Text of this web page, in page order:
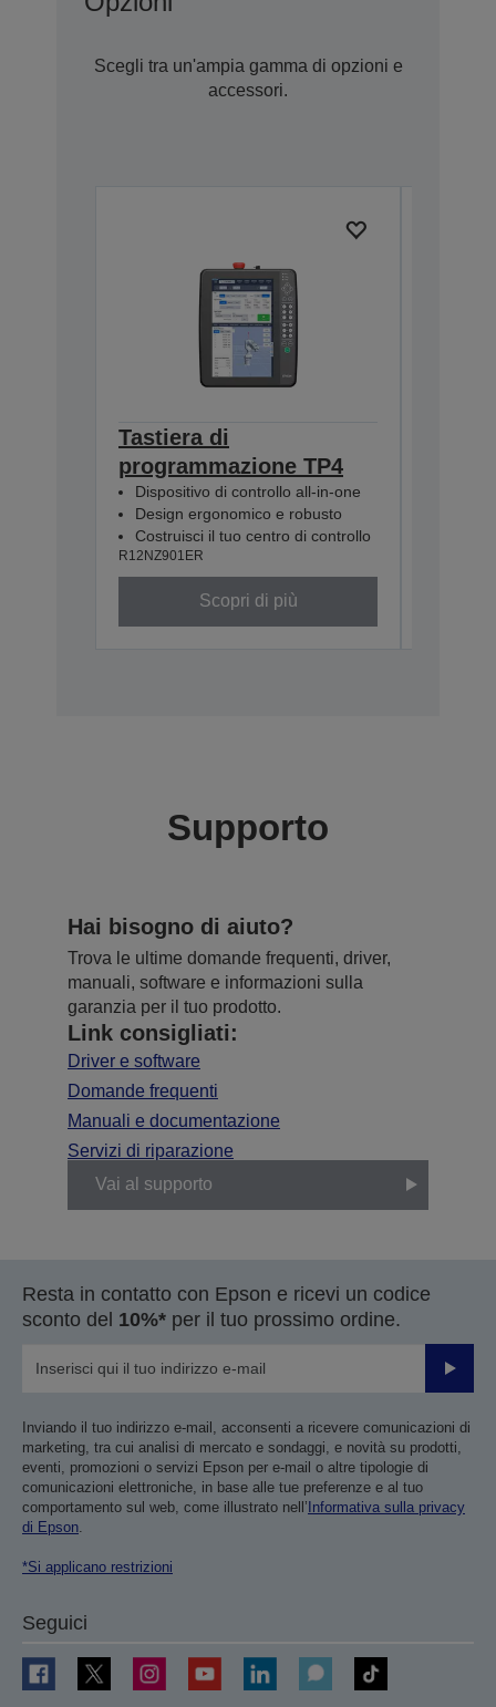
Scegli tra un'ampia gamma di opzioni e
accessori.
Tastiera di
programmazione TP4
Dispositivo di controllo all-in-one
Design ergonomico e robusto
Costruisci il tuo centro di controllo
R12NZ901ER
Scopri di più
Supporto
Hai bisogno di aiuto?
Trova le ultime domande frequenti, driver,
manuali, software e informazioni sulla
garanzia per il tuo prodotto.
Link consigliati:
Driver e software
Domande frequenti
Manuali e documentazione
Servizi di riparazione
Vai al supporto
Resta in contatto con Epson e ricevi un codice
sconto del 10%* per il tuo prossimo ordine.
Invia
Inviando il tuo indirizzo e-mail, acconsenti a ricevere comunicazioni di
marketing, tra cui analisi di mercato e sondaggi, e novità su prodotti,
eventi, promozioni o servizi Epson per e-mail o altre tipologie di
comunicazioni elettroniche, in base alle tue preferenze e al tuo
comportamento sul web, come illustrato nell’ Informativa sulla privacy
di Epson
*Si applicano restrizioni
Seguici